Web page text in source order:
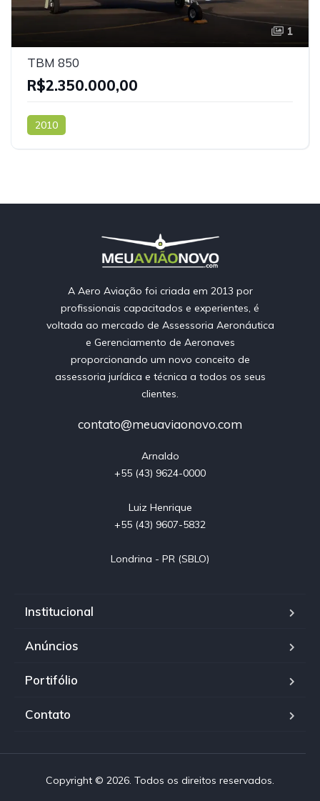
1
TBM 850
R$2.350.000,00
2010
A Aero Aviação foi criada em 2013 por
profissionais capacitados e experientes, é
voltada ao mercado de Assessoria Aeronáutica
e Gerenciamento de Aeronaves
proporcionando um novo conceito de
assessoria jurídica e técnica a todos os seus
clientes.
contato@meuaviaonovo.com
Arnaldo
+55 (43) 9624-0000
Luiz Henrique
+55 (43) 9607-5832
Londrina - PR (SBLO)
Institucional
Anúncios
Portifólio
Contato
Copyright © 2026. Todos os direitos reservados.